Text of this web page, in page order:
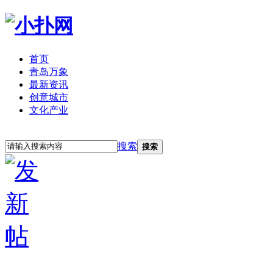
首页
青岛万象
最新资讯
创意城市
文化产业
搜索 搜索